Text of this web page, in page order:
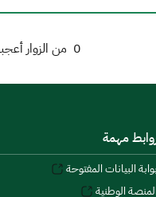
0 من الزوار
مهمة
بوابة البيانات المفتوحة
المنصة الوطنية